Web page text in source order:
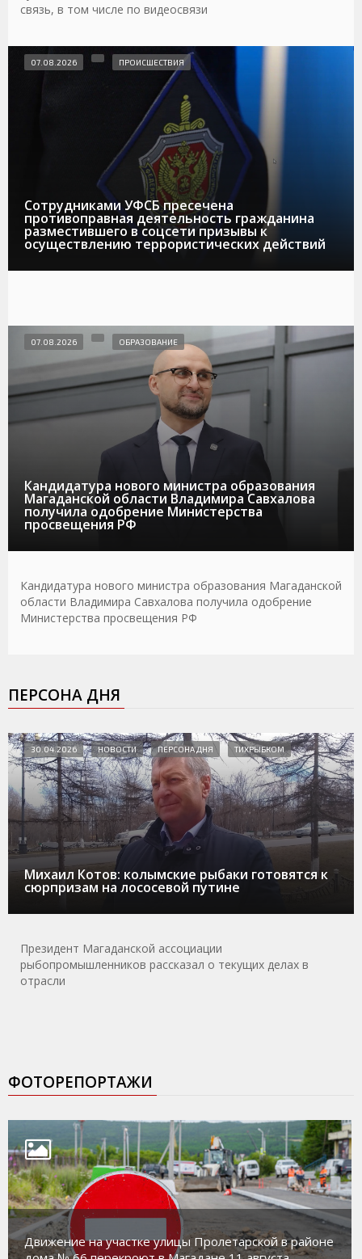
связь, в том числе по видеосвязи
Сотрудниками УФСБ пресечена
противоправная деятельность гражданина
разместившего в соцсети призывы к
осуществлению террористических действий
07.08.2026 ПРОИСШЕСТВИЯ
Кандидатура нового министра образования
Магаданской области Владимира Савхалова
получила одобрение Министерства
просвещения РФ
07.08.2026 ОБРАЗОВАНИЕ
Кандидатура нового министра образования Магаданской
области Владимира Савхалова получила одобрение
Министерства просвещения РФ
ПЕРСОНА ДНЯ
Михаил Котов: колымские рыбаки готовятся к
сюрпризам на лососевой путине
30.04.2026 НОВОСТИ ПЕРСОНА ДНЯ ТИХРЫБКОМ
Президент Магаданской ассоциации
рыбопромышленников рассказал о текущих делах в
отрасли
ФОТОРЕПОРТАЖИ
Движение на участке улицы Пролетарской в районе